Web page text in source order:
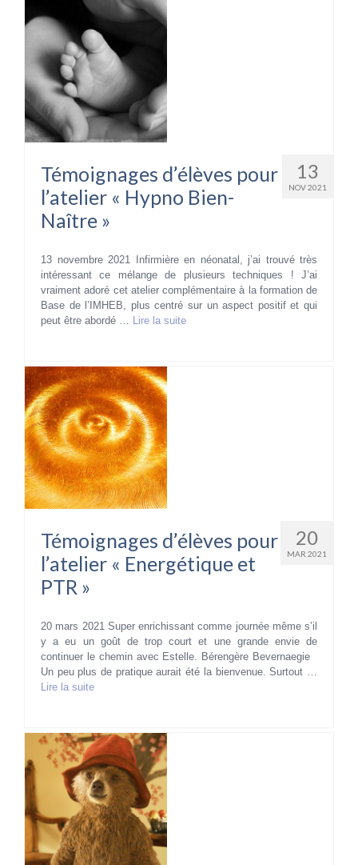
13
NOV 2021
Témoignages d’élèves pour
l’atelier « Hypno Bien-
Naître »
13 novembre 2021 Infirmière en néonatal, j’ai trouvé très
intéressant ce mélange de plusieurs techniques ! J’ai
vraiment adoré cet atelier complémentaire à la formation de
Base de l’IMHEB, plus centré sur un aspect positif et qui
peut être abordé … Lire la suite­­
20
MAR 2021
Témoignages d’élèves pour
l’atelier « Energétique et
PTR »
20 mars 2021 Super enrichissant comme journée même s’il
y a eu un goût de trop court et une grande envie de
continuer le chemin avec Estelle. Bérengère Bevernaegie
Un peu plus de pratique aurait été la bienvenue. Surtout …
Lire la suite­­